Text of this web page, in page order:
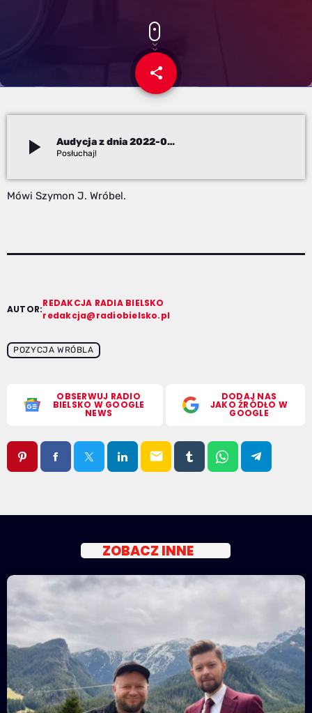
share
email
play_arrow Audycja z dnia 2022-06-10
Mówi Szymon J. Wróbel.
AUTOR:
REDAKCJA RADIA BIELSKO
redakcja@radiobielsko.pl
POZYCJA WRÓBLA
OBSERWUJ RADIO
BIELSKO W GOOGLE
NEWS
DODAJ NAS
JAKO ŹRÓDŁO W
GOOGLE
email
ZOBACZ INNE